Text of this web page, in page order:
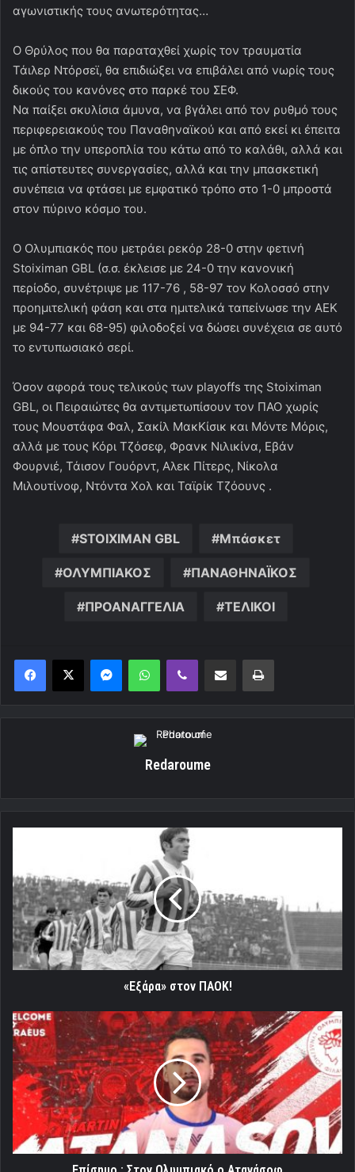
αγωνιστικής τους ανωτερότητας…
Ο Θρύλος που θα παραταχθεί χωρίς τον τραυματία
Τάιλερ Ντόρσεϊ, θα επιδιώξει να επιβάλει από νωρίς τους
δικούς του κανόνες στο παρκέ του ΣΕΦ.
Να παίξει σκυλίσια άμυνα, να βγάλει από τον ρυθμό τους
περιφερειακούς του Παναθηναϊκού και από εκεί κι έπειτα
με όπλο την υπεροπλία του κάτω από το καλάθι, αλλά και
τις απίστευτες συνεργασίες, αλλά και την μπασκετική
συνέπεια να φτάσει με εμφατικό τρόπο στο 1-0 μπροστά
στον πύρινο κόσμο του.
Ο Ολυμπιακός που μετράει ρεκόρ 28-0 στην φετινή
Stoiximan GBL (σ.σ. έκλεισε με 24-0 την κανονική
περίοδο, συνέτριψε με 117-76 , 58-97 τον Κολοσσό στην
προημιτελική φάση και στα ημιτελικά ταπείνωσε την ΑΕΚ
με 94-77 και 68-95) φιλοδοξεί να δώσει συνέχεια σε αυτό
το εντυπωσιακό σερί.
Όσον αφορά τους τελικούς των playoffs της Stoiximan
GBL, οι Πειραιώτες θα αντιμετωπίσουν τον ΠΑΟ χωρίς
τους Μουστάφα Φαλ, Σακίλ ΜακΚίσικ και Μόντε Μόρις,
αλλά με τους Κόρι Τζόσεφ, Φρανκ Νιλικίνα, Εβάν
Φουρνιέ, Τάισον Γουόρντ, Αλεκ Πίτερς, Νίκολα
Μιλουτίνοφ, Ντόντα Χολ και Ταϊρίκ Τζόουνς .
STOIXIMAN GBL Μπάσκετ
ΟΛΥΜΠΙΑΚΟΣ ΠΑΝΑΘΗΝΑΪΚΟΣ
ΠΡΟΑΝΑΓΓΕΛΙΑ ΤΕΛΙΚΟΙ
MessengerWhatsAppViber Κοινοποίηση μέσω ηλεκτρονικού ταχυδρομείουΕκτύπωση
Redaroume
«Εξάρα» στον ΠΑΟΚ!
Επίσημο
:
Στον
Ολυμπιακό
ο
Ατανάσοφ